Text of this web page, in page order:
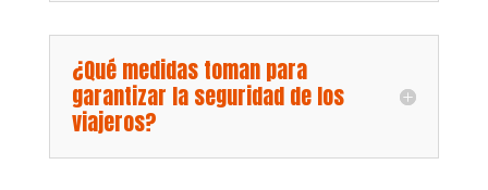
¿Qué medidas toman para
garantizar la seguridad de los
viajeros?